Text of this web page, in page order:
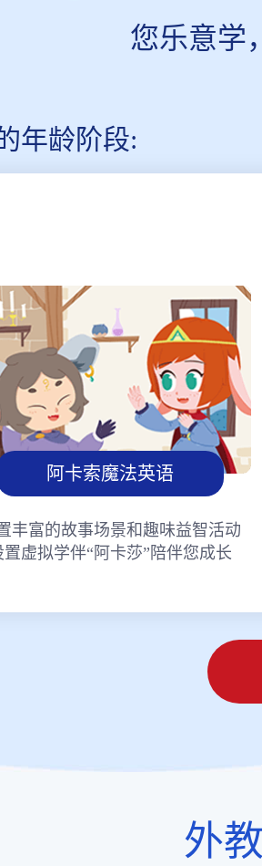
您乐意学
年龄阶段:
阿卡索魔法英语
丰富的故事场景和趣味益智活动
置虚拟学伴“阿卡莎”陪伴您成长
外教